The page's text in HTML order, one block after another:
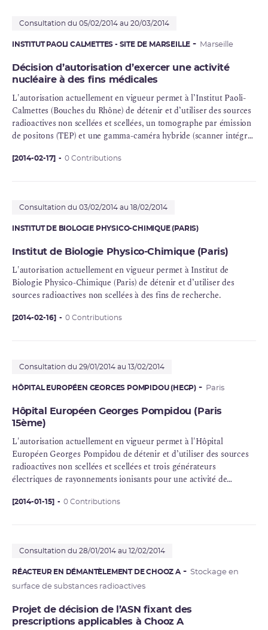
Consultation du 05/02/2014 au 20/03/2014
INSTITUT PAOLI CALMETTES - SITE DE MARSEILLE Marseille
Décision d’autorisation d’exercer une activité
nucléaire à des fins médicales
L'autorisation actuellement en vigueur permet à l’Institut Paoli-
Calmettes (Bouches du Rhône) de détenir et d’utiliser des sources
radioactives non scellées et scellées, un tomographe par émission
de positons (TEP) et une gamma-caméra hybride (scanner intégré)
vivo, in vitro, de thérapie et de recherche biomédicale. La
[2014-02-17] 0 Contributions
Consultation du 03/02/2014 au 18/02/2014
INSTITUT DE BIOLOGIE PHYSICO-CHIMIQUE (PARIS)
Institut de Biologie Physico-Chimique (Paris)
L'autorisation actuellement en vigueur permet à Institut de
Biologie Physico-Chimique (Paris) de détenir et d’utiliser des
sources radioactives non scellées à des fins de recherche.
[2014-02-16] 0 Contributions
Consultation du 29/01/2014 au 13/02/2014
HÔPITAL EUROPÉEN GEORGES POMPIDOU (HEGP) Paris
Hôpital Européen Georges Pompidou (Paris
15ème)
L'autorisation actuellement en vigueur permet à l'Hôpital
Européen Georges Pompidou de détenir et d’utiliser des sources
radioactives non scellées et scellées et trois générateurs
électriques de rayonnements ionisants pour une activité de
de recherche biomédicale. La modification faisant l'objet du
[2014-01-15] 0 Contributions
Consultation du 28/01/2014 au 12/02/2014
RÉACTEUR EN DÉMANTÈLEMENT DE CHOOZ A
Stockage en
surface de substances radioactives
Projet de décision de l’ASN fixant des
prescriptions applicables à Chooz A